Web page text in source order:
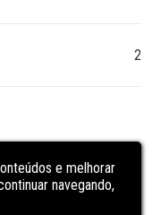
2
e melhorar
navegando,